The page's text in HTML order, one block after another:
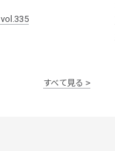
vol.335
すべて見る